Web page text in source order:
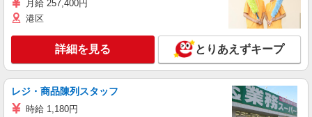
月給 257,400円
港区
詳細を見る とりあえずキープ
レジ・商品陳列スタッフ
時給 1,180円